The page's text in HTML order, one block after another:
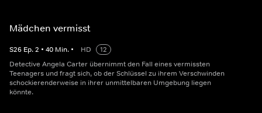
Mädchen vermisst
S26 Ep.2 • 40 Min. • HD
12
Detective Angela Carter übernimmt den Fall eines vermissten
Teenagers und fragt sich, ob der Schlüssel zu ihrem Verschwinden
schockierenderweise in ihrer unmittelbaren Umgebung liegen
könnte.